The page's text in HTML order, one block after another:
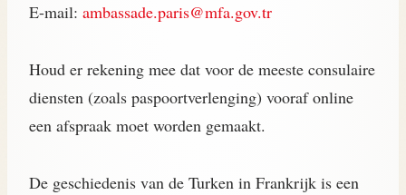
E-mail: ambassade.paris@mfa.gov.tr
Houd er rekening mee dat voor de meeste consulaire
diensten (zoals paspoortverlenging) vooraf online
een afspraak moet worden gemaakt.
De geschiedenis van de Turken in Frankrijk is een